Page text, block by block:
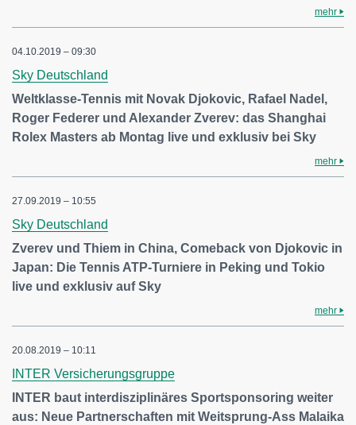
mehr
04.10.2019 – 09:30
Sky Deutschland
Weltklasse-Tennis mit Novak Djokovic, Rafael Nadel,
Roger Federer und Alexander Zverev: das Shanghai
Rolex Masters ab Montag live und exklusiv bei Sky
mehr
27.09.2019 – 10:55
Sky Deutschland
Zverev und Thiem in China, Comeback von Djokovic in
Japan: Die Tennis ATP-Turniere in Peking und Tokio
live und exklusiv auf Sky
mehr
20.08.2019 – 10:11
INTER Versicherungsgruppe
INTER baut interdisziplinäres Sportsponsoring weiter
aus: Neue Partnerschaften mit Weitsprung-Ass Malaika